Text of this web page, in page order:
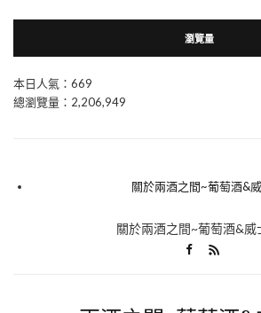
瀏覽量
本日人氣：669
總瀏覽量：2,206,949
關於兩酒之間~葡萄酒&
關於兩酒之間~葡萄酒&威